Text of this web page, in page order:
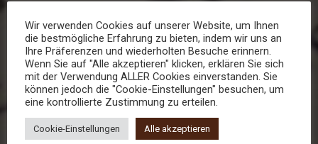
Männerchor
Oberursel
Der gemeinsame Webauftritt des
Kolpingchor 1884
& Mag'schen Männerchor 1932
Wir verwenden Cookies auf unserer Website, um Ihnen
die bestmögliche Erfahrung zu bieten, indem wir uns an
Ihre Präferenzen und wiederholten Besuche erinnern.
Wenn Sie auf "Alle akzeptieren" klicken, erklären Sie sich
mit der Verwendung ALLER Cookies einverstanden. Sie
können jedoch die "Cookie-Einstellungen" besuchen, um
eine kontrollierte Zustimmung zu erteilen.
Cookie-Einstellungen Alle akzeptieren